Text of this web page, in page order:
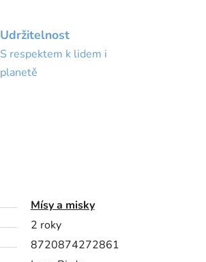
Udržitelnost
S respektem k lidem i
planetě
Mísy a misky
2 roky
8720874272861